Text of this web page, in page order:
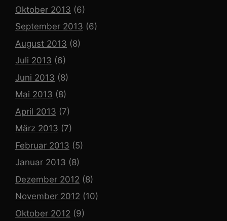
Oktober 2013 (6)
September 2013 (6)
August 2013 (8)
Juli 2013 (6)
Juni 2013 (8)
Mai 2013 (8)
April 2013 (7)
März 2013 (7)
Februar 2013 (5)
Januar 2013 (8)
Dezember 2012 (8)
November 2012 (10)
Oktober 2012 (9)